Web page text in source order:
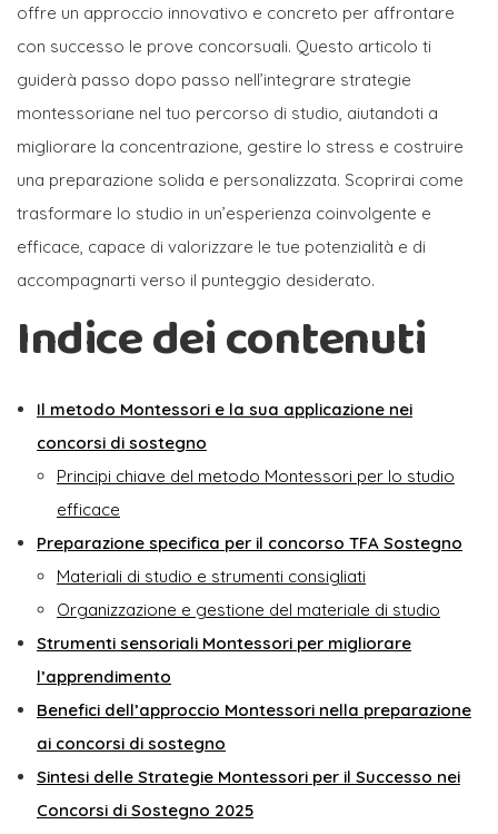
offre un approccio innovativo e concreto per affrontare
con successo le prove concorsuali. Questo articolo ti
guiderà passo dopo passo nell’integrare strategie
montessoriane nel tuo percorso di studio, aiutandoti a
migliorare la concentrazione, gestire lo stress e costruire
una preparazione solida e personalizzata. Scoprirai come
trasformare lo studio in un’esperienza coinvolgente e
efficace, capace di valorizzare le tue potenzialità e di
accompagnarti verso il punteggio desiderato.
Indice dei contenuti
Il metodo Montessori e la sua applicazione nei
concorsi di sostegno
Principi chiave del metodo Montessori per lo studio
efficace
Preparazione specifica per il concorso TFA Sostegno
Materiali di studio e strumenti consigliati
Organizzazione e gestione del materiale di studio
Strumenti sensoriali Montessori per migliorare
l’apprendimento
Benefici dell’approccio Montessori nella preparazione
ai concorsi di sostegno
Sintesi delle Strategie Montessori per il Successo nei
Concorsi di Sostegno 2025